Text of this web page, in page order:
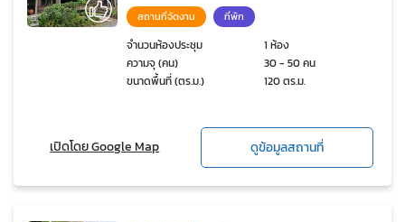
สถานที่จัดงาน ที่พัก
จำนวนห้องประชุม
1 ห้อง
ความจุ (คน)
30 - 50 คน
ขนาดพื้นที่ (ตร.ม.)
120 ตร.ม.
เปิดโดย Google Map ดูข้อมูลสถานที่